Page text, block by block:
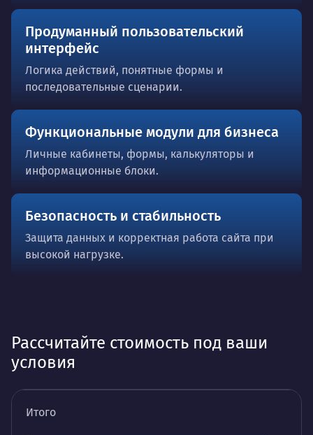
Продуманный пользовательский
интерфейс
Логика действий, понятные формы и
последовательные сценарии.
Функциональные модули для бизнеса
Личные кабинеты, формы, калькуляторы и
информационные блоки.
Безопасность и стабильность
Защита данных и корректная работа сайта при
высокой нагрузке.
Рассчитайте стоимость под ваши
условия
Итого